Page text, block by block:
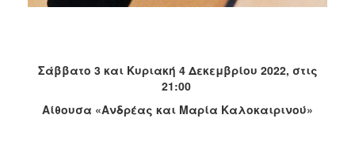
Σάββατο 3 και Κυριακή 4 Δεκεμβρίου 2022, στις
21:00
Αίθουσα «Ανδρέας και Μαρία Καλοκαιρινού»